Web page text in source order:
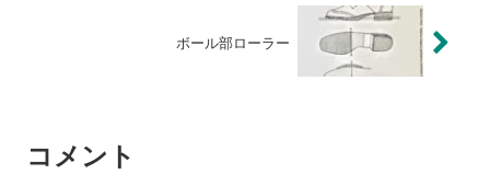
ボール部ローラー
コメント